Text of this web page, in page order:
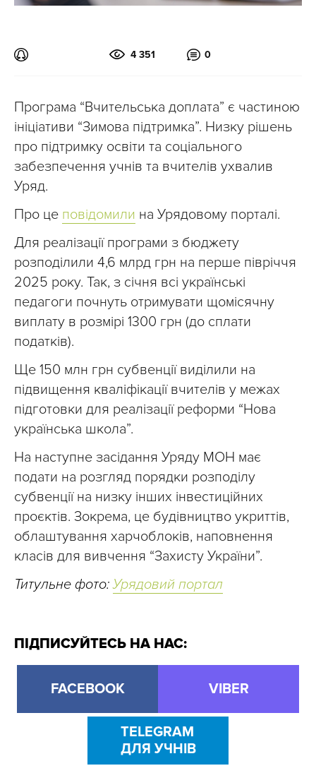
4 351 0
Програма “Вчительська доплата” є частиною
ініціативи “Зимова підтримка”. Низку рішень
про підтримку освіти та соціального
забезпечення учнів та вчителів ухвалив
Уряд.
Про це повідомили на Урядовому порталі.
Для реалізації програми з бюджету
розподілили 4,6 млрд грн на перше півріччя
2025 року. Так, з січня всі українські
педагоги почнуть отримувати щомісячну
виплату в розмірі 1300 грн (до сплати
податків).
Ще 150 млн грн субвенції виділили на
підвищення кваліфікації вчителів у межах
підготовки для реалізації реформи “Нова
українська школа”.
На наступне засідання Уряду МОН має
подати на розгляд порядки розподілу
субвенції на низку інших інвестиційних
проєктів. Зокрема, це будівництво укриттів,
облаштування харчоблоків, наповнення
класів для вивчення “Захисту України”.
Титульне фото:Урядовий портал
ПІДПИСУЙТЕСЬ НА НАС:
FACEBOOK VIBER
TELEGRAM
ДЛЯ УЧНІВ